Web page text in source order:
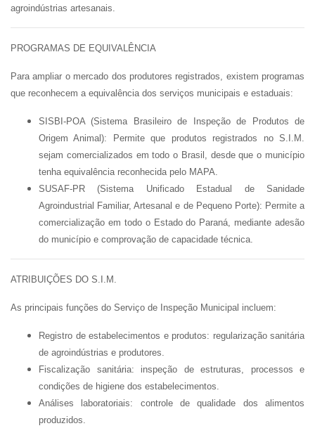
agroindústrias artesanais.
PROGRAMAS DE EQUIVALÊNCIA
Para ampliar o mercado dos produtores registrados, existem programas
que reconhecem a equivalência dos serviços municipais e estaduais:
SISBI-POA (Sistema Brasileiro de Inspeção de Produtos de
Origem Animal): Permite que produtos registrados no S.I.M.
sejam comercializados em todo o Brasil, desde que o município
tenha equivalência reconhecida pelo MAPA.
SUSAF-PR (Sistema Unificado Estadual de Sanidade
Agroindustrial Familiar, Artesanal e de Pequeno Porte): Permite a
comercialização em todo o Estado do Paraná, mediante adesão
do município e comprovação de capacidade técnica.
ATRIBUIÇÕES DO S.I.M.
As principais funções do Serviço de Inspeção Municipal incluem:
Registro de estabelecimentos e produtos: regularização sanitária
de agroindústrias e produtores.
Fiscalização sanitária: inspeção de estruturas, processos e
condições de higiene dos estabelecimentos.
Análises laboratoriais: controle de qualidade dos alimentos
produzidos.